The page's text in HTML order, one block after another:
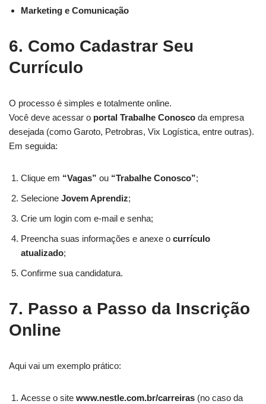
Marketing e Comunicação
6. Como Cadastrar Seu
Currículo
O processo é simples e totalmente online.
Você deve acessar o portal Trabalhe Conosco da empresa
desejada (como Garoto, Petrobras, Vix Logística, entre outras).
Em seguida:
Clique em “Vagas” ou “Trabalhe Conosco”;
Selecione Jovem Aprendiz;
Crie um login com e-mail e senha;
Preencha suas informações e anexe o currículo
atualizado;
Confirme sua candidatura.
7. Passo a Passo da Inscrição
Online
Aqui vai um exemplo prático:
Acesse o site www.nestle.com.br/carreiras (no caso da